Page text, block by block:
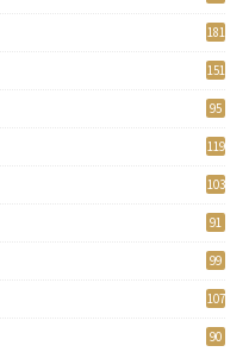
181
151
95
119
103
91
99
107
90